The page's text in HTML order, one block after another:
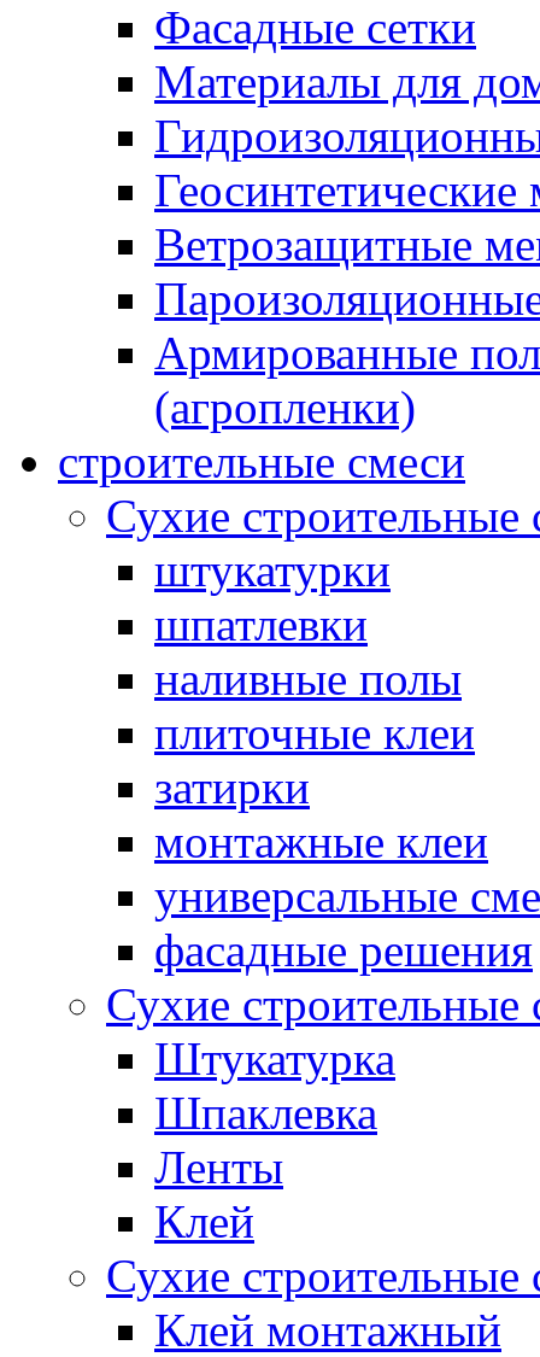
Фасадные сетки
Материалы для
Геосинтетические
Ветрозащитные
Армированные
(агропленки)
строительные смеси
Сухие строительные
штукатурки
шпатлевки
наливные полы
плиточные клеи
затирки
монтажные клеи
универсальные
фасадные решения
Сухие
Штукатурка
Шпаклевка
Ленты
Клей
Сухие
Клей монтажный